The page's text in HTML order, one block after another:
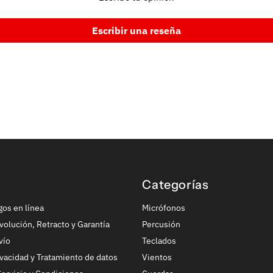
Escribir una reseña
en línea
Retracto y Garantía
y Tratamiento de datos
Categorías
Micrófonos
Percusión
Teclados
Vientos